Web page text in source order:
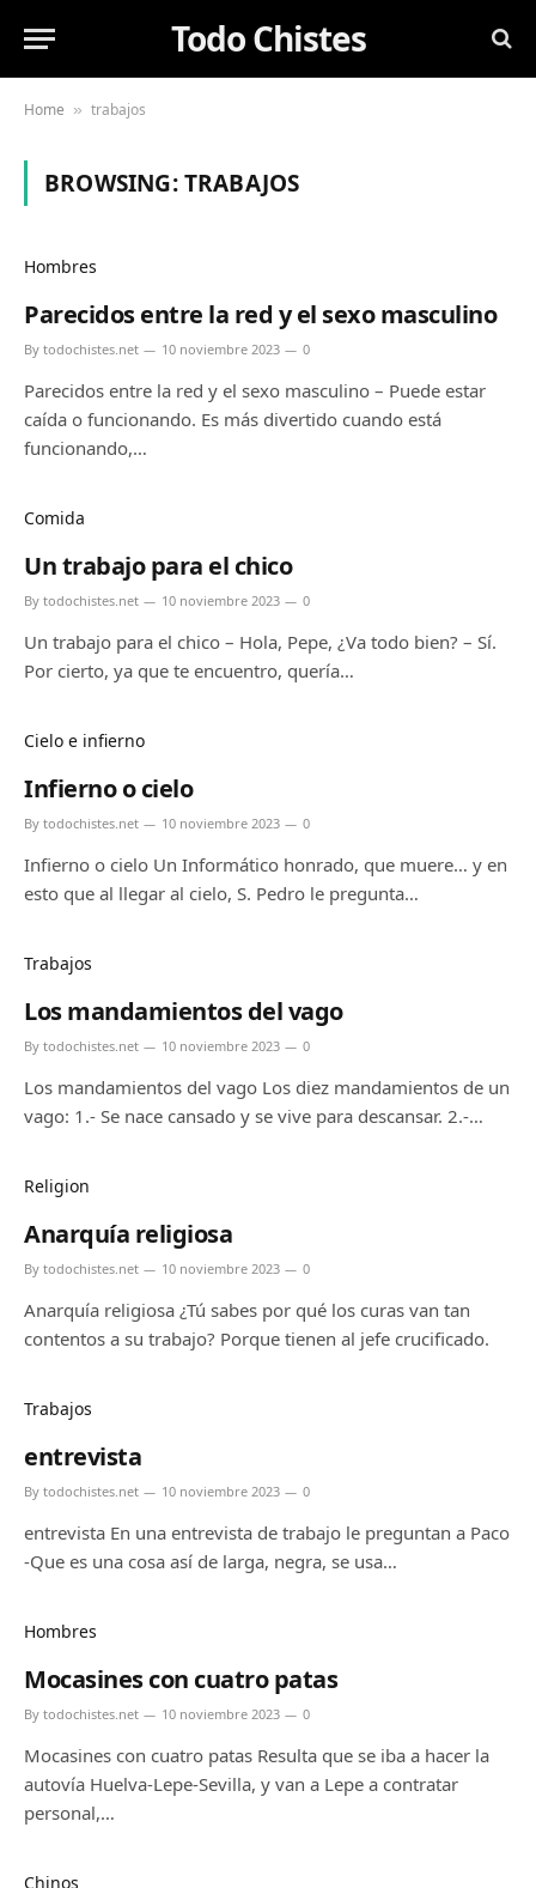
Todo Chistes
Home » trabajos
BROWSING:TRABAJOS
Hombres
Parecidos entre la red y el sexo masculino
By todochistes.net 10 noviembre 2023 0
Parecidos entre la red y el sexo masculino – Puede estar
caída o funcionando. Es más divertido cuando está
funcionando,…
Comida
Un trabajo para el chico
By todochistes.net 10 noviembre 2023 0
Un trabajo para el chico – Hola, Pepe, ¿Va todo bien? – Sí.
Por cierto, ya que te encuentro, quería…
Cielo e infierno
Infierno o cielo
By todochistes.net 10 noviembre 2023 0
Infierno o cielo Un Informático honrado, que muere… y en
esto que al llegar al cielo, S. Pedro le pregunta…
Trabajos
Los mandamientos del vago
By todochistes.net 10 noviembre 2023 0
Los mandamientos del vago Los diez mandamientos de un
vago: 1.- Se nace cansado y se vive para descansar. 2.-…
Religion
Anarquía religiosa
By todochistes.net 10 noviembre 2023 0
Anarquía religiosa ¿Tú sabes por qué los curas van tan
contentos a su trabajo? Porque tienen al jefe crucificado.
Trabajos
entrevista
By todochistes.net 10 noviembre 2023 0
entrevista En una entrevista de trabajo le preguntan a Paco
-Que es una cosa así de larga, negra, se usa…
Hombres
Mocasines con cuatro patas
By todochistes.net 10 noviembre 2023 0
Mocasines con cuatro patas Resulta que se iba a hacer la
autovía Huelva-Lepe-Sevilla, y van a Lepe a contratar
personal,…
Chinos